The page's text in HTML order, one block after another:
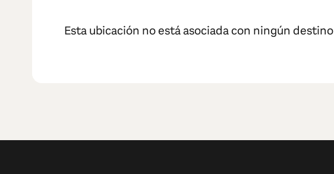
Esta ubicación no está asociada con ningún destino